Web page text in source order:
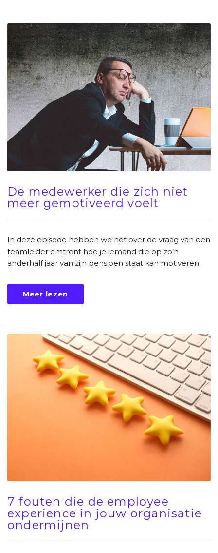
De medewerker die zich niet
meer gemotiveerd voelt
In deze episode hebben we het over de vraag van een
teamleider omtrent hoe je iemand die op zo’n
anderhalf jaar van zijn pensioen staat kan motiveren.
Meer lezen
7 fouten die de employee
experience in jouw organisatie
ondermijnen